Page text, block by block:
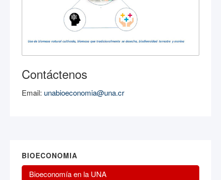
Contáctenos
Email: unabioeconomia@una.cr
BIOECONOMIA
Bioeconomía en la UNA